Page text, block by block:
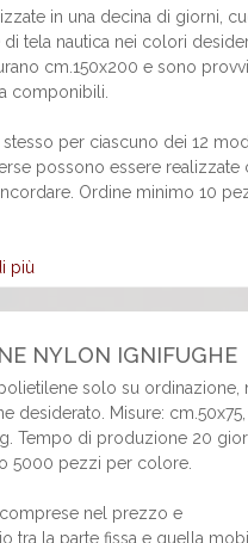
in una decina di giorni,
di tela nautica nei colori
cm.150x200 e sono
componibili.
stesso per ciascuno dei 12
possono essere realizzate
Ordine minimo 10
più
NYLON IGNIFUGHE
solo su ordinazione,
desiderato. Misure:
Tempo di produzione 20
5000 pezzi per colore.
comprese nel prezzo e
tra la parte fissa e quella